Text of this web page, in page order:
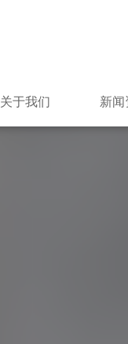
关于我们 新闻